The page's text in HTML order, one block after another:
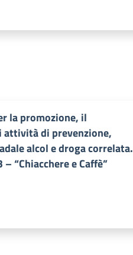
la promozione, il
di prevenzione,
alcol e droga correlata.
“Chiacchere e Caffè”